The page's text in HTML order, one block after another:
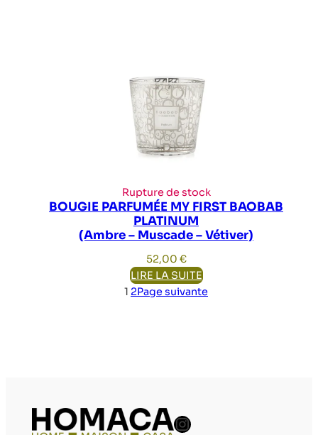
Rupture de stock
BOUGIE PARFUMÉE MY FIRST BAOBAB
PLATINUM
(Ambre – Muscade – Vétiver)
52,00 €
LIRE LA SUITE
1 2Page suivante
Compte